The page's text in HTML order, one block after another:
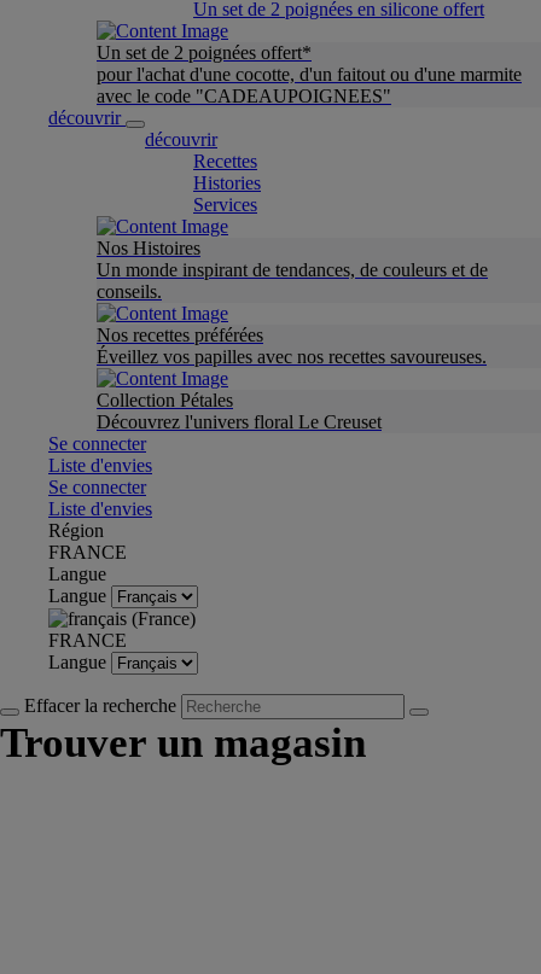
Un set de 2 poignées en silicone offert
Un set de 2 poignées offert*
pour l'achat d'une cocotte, d'un faitout ou d'une marmite
avec le code "CADEAUPOIGNEES"
découvrir
découvrir
Recettes
Histories
Services
Nos Histoires
Un monde inspirant de tendances, de couleurs et de
conseils.
Nos recettes préférées
Éveillez vos papilles avec nos recettes savoureuses.
Collection Pétales
Découvrez l'univers floral Le Creuset
Se connecter
Liste d'envies
Se connecter
Liste d'envies
Région
FRANCE
Langue
Langue
FRANCE
Langue
Effacer la recherche
Trouver un magasin